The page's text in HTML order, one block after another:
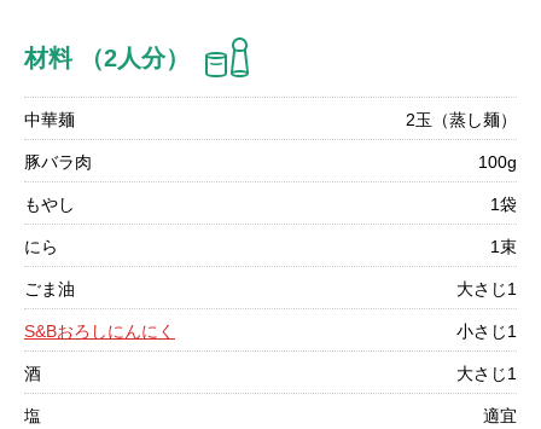
材料 （2人分）
中華麺 2玉（蒸し麺）
豚バラ肉 100g
もやし 1袋
にら 1束
ごま油 大さじ1
S&Bおろしにんにく 小さじ1
酒 大さじ1
塩 適宜